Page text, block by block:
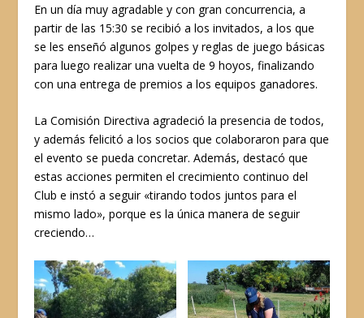
En un día muy agradable y con gran concurrencia, a
partir de las 15:30 se recibió a los invitados, a los que
se les enseñó algunos golpes y reglas de juego básicas
para luego realizar una vuelta de 9 hoyos, finalizando
con una entrega de premios a los equipos ganadores.
La Comisión Directiva agradeció la presencia de todos,
y además felicitó a los socios que colaboraron para que
el evento se pueda concretar. Además, destacó que
estas acciones permiten el crecimiento continuo del
Club e instó a seguir «tirando todos juntos para el
mismo lado», porque es la única manera de seguir
creciendo…